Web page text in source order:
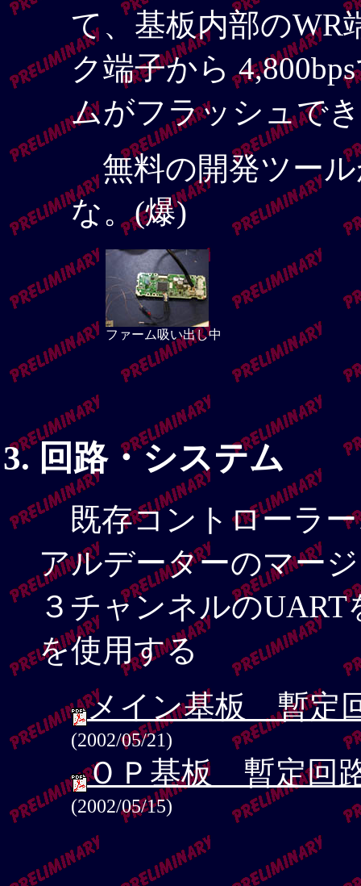
て、基板内部のWR
ク端子から
ムがフラッシュで
無料の開発ツー
な。(爆)
ファーム吸い出し中
回路・システム
既存コントローラー
アルデーターのマー
３チャンネルの
を使用する
メイン基板 暫定
(2002/05/21)
ＯＰ基板 暫定回
(2002/05/15)